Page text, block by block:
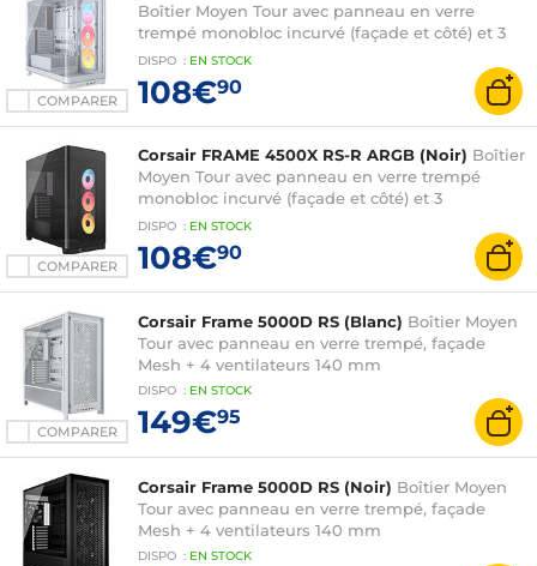
COMPARER
Boîtier Moyen Tour avec panneau en verre
trempé monobloc incurvé (façade et côté) et 3
ventilateurs reverse RS-R ARGB 120 mm
DISPO : EN STOCK
108€90
COMPARER
Corsair FRAME 4500X RS-R ARGB (Noir) Boîtier
Moyen Tour avec panneau en verre trempé
monobloc incurvé (façade et côté) et 3
ventilateurs reverse RS-R ARGB 120 mm
DISPO : EN STOCK
108€90
COMPARER
Corsair Frame 5000D RS (Blanc) Boîtier Moyen
Tour avec panneau en verre trempé, façade
Mesh + 4 ventilateurs 140 mm
DISPO : EN STOCK
149€95
Corsair Frame 5000D RS (Noir) Boîtier Moyen
Tour avec panneau en verre trempé, façade
Mesh + 4 ventilateurs 140 mm
DISPO : EN STOCK